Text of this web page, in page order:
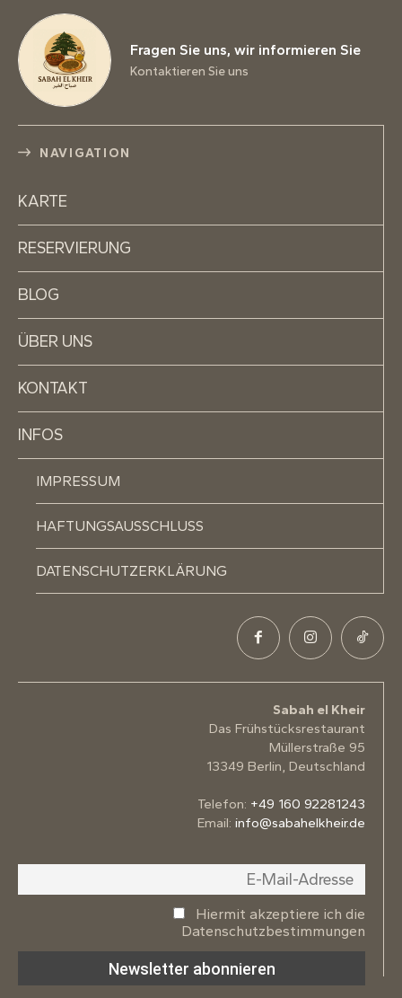
Fragen Sie uns, wir informieren Sie
Kontaktieren Sie uns
NAVIGATION
KARTE
RESERVIERUNG
BLOG
ÜBER UNS
KONTAKT
INFOS
IMPRESSUM
HAFTUNGSAUSSCHLUSS
DATENSCHUTZERKLÄRUNG
Sabah el Kheir
Das Frühstücksrestaurant
Müllerstraße 95
13349 Berlin, Deutschland
Telefon: +49 160 92281243
Email: info@sabahelkheir.de
Hiermit akzeptiere ich die
Datenschutzbestimmungen